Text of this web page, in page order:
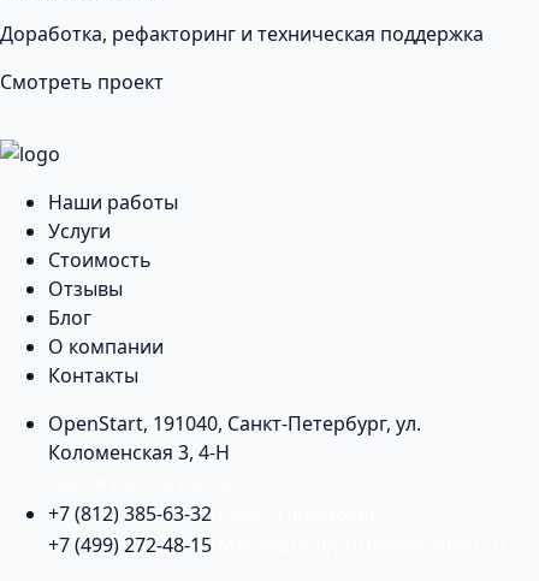
Доработка, рефакторинг и техническая поддержка
Смотреть проект
Наши работы
Услуги
Стоимость
Отзывы
Блог
О компании
Контакты
OpenStart, 191040, Санкт-Петербург, ул.
Коломенская 3, 4-Н
+7 (812) 385-63-32
+7 (499) 272-48-15